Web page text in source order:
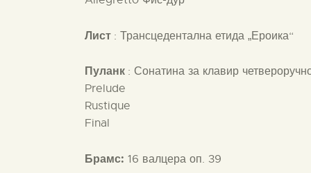
Лист : Трансцедентална етида „Ероика“
Пуланк : Сонатина за клавир
Prelude
Rustique
Final
Брамс: 16 валцера оп. 39